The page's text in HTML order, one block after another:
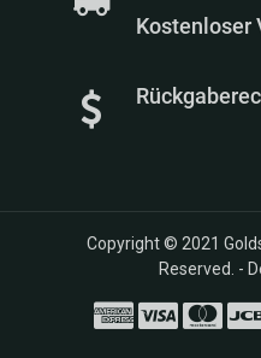
Kostenloser
Copyright © 2021
Reserved. -